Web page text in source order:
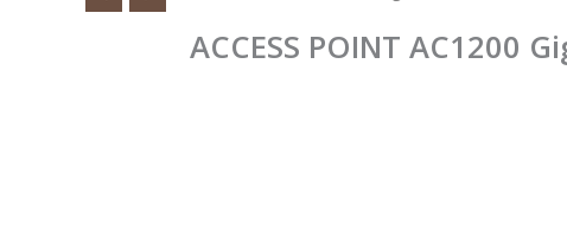
ACCESS POINT AC1200